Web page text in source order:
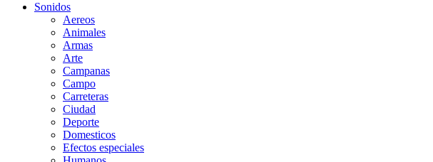
Sonidos
Aereos
Animales
Armas
Arte
Campanas
Campo
Carreteras
Ciudad
Deporte
Domesticos
Efectos especiales